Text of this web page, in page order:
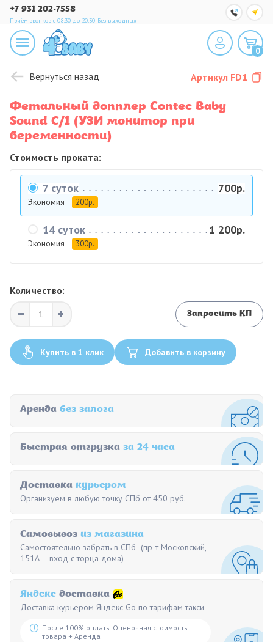
+7 931 202-7558
Приём звонков с 08:30 до 20:30 Без выходных
0
Вернуться назад Артикул FD1
Фетальный допплер Contec Baby
Sound C/1 (УЗИ монитор при
беременности)
Стоимость проката:
7 суток 700р.
Экономия 200р.
14 суток 1 200р.
Экономия 300р.
Количество:
Запросить КП
Купить в 1 клик Добавить в корзину
Аренда без залога
Быстрая отгрузка за 24 часа
Доставка курьером
Организуем в любую точку СПб от 450 руб.
Самовывоз из магазина
Самостоятельно забрать в СПб (пр-т Московский,
151А – вход с торца дома)
Яндекс доставка
Доставка курьером Яндекс Go по тарифам такси
После 100% оплаты Оценочная стоимость
товара + Аренда